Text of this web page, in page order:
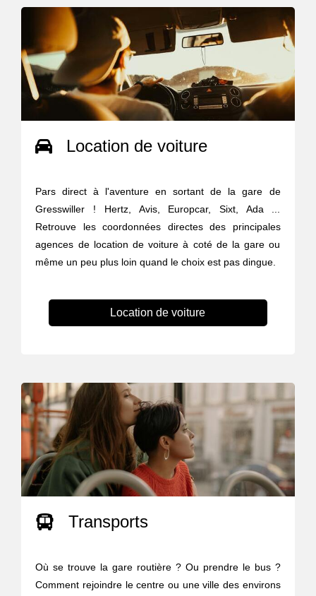
Location de voiture
Pars direct à l'aventure en sortant de la gare de
Gresswiller ! Hertz, Avis, Europcar, Sixt, Ada ...
Retrouve les coordonnées directes des principales
agences de location de voiture à coté de la gare ou
même un peu plus loin quand le choix est pas dingue.
Location de voiture
Transports
Où se trouve la gare routière ? Ou prendre le bus ?
Comment rejoindre le centre ou une ville des environs